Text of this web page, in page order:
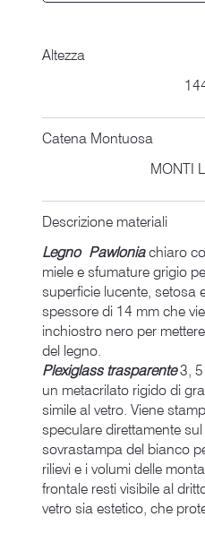
Altezza
Catena Montuosa
MONTI
Descrizione materiali
Legno Pawloniachiaro
miele e sfumature grigio
superficie lucente, setosa
spessore di 14 mm che
inchiostro nero per
del legno.
Plexiglass trasparente3, 5
un metacrilato rigido di
simile al vetro. Viene
speculare direttamente
sovrastampa del bianco
rilievi e i volumi delle
frontale resti visibile al
vetro sia estetico, che